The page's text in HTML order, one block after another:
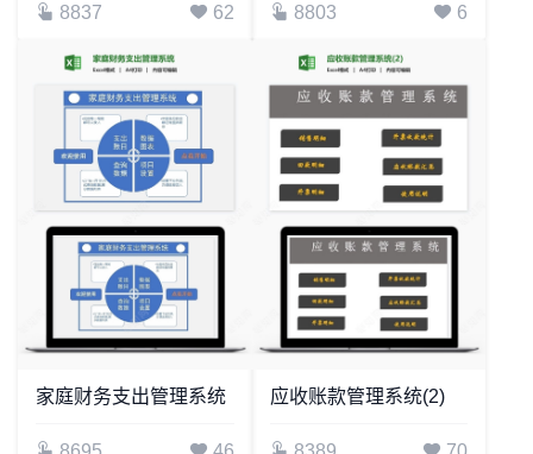
8837 62 8803 6
家庭财务支出管理系统 应收账款管理系统(2)